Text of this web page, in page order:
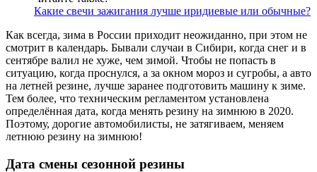
Какие свечи зажигания лучше иридиевые или обычные?
Как всегда, зима в России приходит неожиданно, при этом не
смотрит в календарь. Бывали случаи в Сибири, когда снег и в
сентябре валил не хуже, чем зимой. Чтобы не попасть в
ситуацию, когда проснулся, а за окном мороз и сугробы, а авто
на летней резине, лучше заранее подготовить машину к зиме.
Тем более, что техническим регламентом установлена
определённая дата, когда менять резину на зимнюю в 2020.
Поэтому, дорогие автомобилисты, не затягиваем, меняем
летнюю резину на зимнюю!
Дата смены сезонной резины